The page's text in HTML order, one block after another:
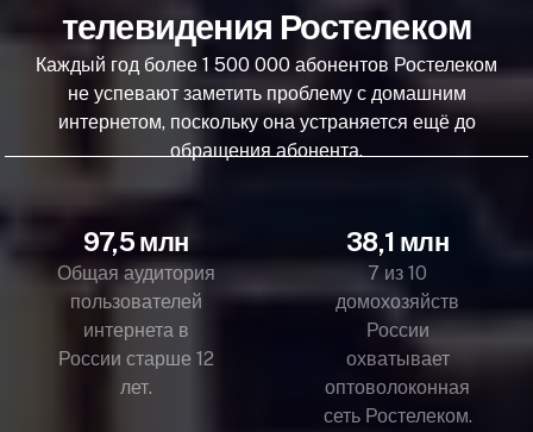
телевидения Ростелеком
Каждый год более 1 500 000 абонентов Ростелеком
не успевают заметить проблему с домашним
интернетом, поскольку она устраняется ещё до
обращения абонента.
97,5 млн
Общая аудитория
пользователей
интернета в
России старше 12
лет.
38,1 млн
7 из 10
домохозяйств
России
охватывает
оптоволоконная
сеть Ростелеком.